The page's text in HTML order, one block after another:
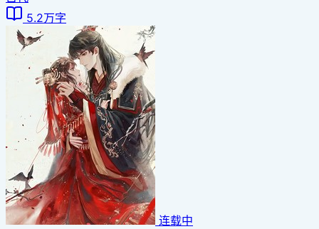
5.2万字
连载中